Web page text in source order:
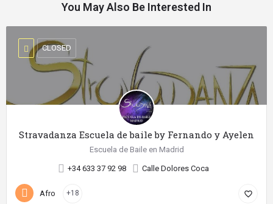
You May Also Be Interested In
Stravadanza Escuela de baile by Fernando y Ayelen
Escuela de Baile en Madrid
+34 633 37 92 98 Calle Dolores Coca
CLOSED
Afro +18 favorite_border